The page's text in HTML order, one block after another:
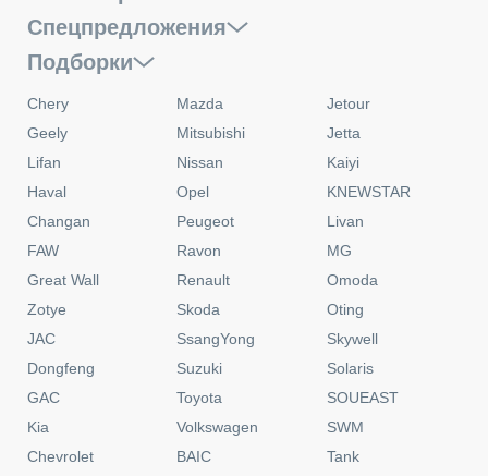
Спецпредложения
Подборки
Chery
Geely
Lifan
Haval
Changan
FAW
Great Wall
Zotye
JAC
Dongfeng
GAC
Kia
Chevrolet
Mazda
Mitsubishi
Nissan
Opel
Peugeot
Ravon
Renault
Skoda
SsangYong
Suzuki
Toyota
Volkswagen
BAIC
Jetour
Jetta
Kaiyi
KNEWSTAR
Livan
MG
Omoda
Oting
Skywell
Solaris
SOUEAST
SWM
Tank